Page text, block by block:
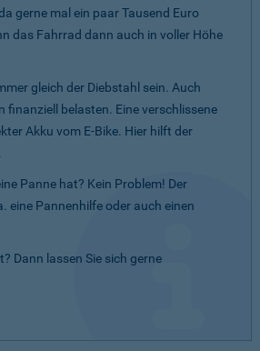
gerne mal ein paar Tausend Euro
das Fahrrad dann auch in voller Höhe
gleich der Diebstahl sein. Auch
finanziell belasten. Eine verschlissene
Akku vom E-Bike. Hier hilft der
Panne hat? Kein Problem! Der
eine Pannenhilfe oder auch einen
Dann lassen Sie sich gerne